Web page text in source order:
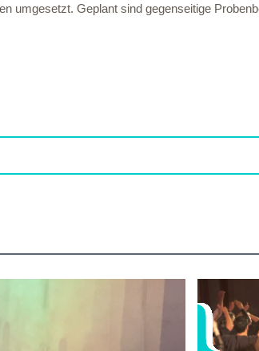
umgesetzt. Geplant sind gegenseitige